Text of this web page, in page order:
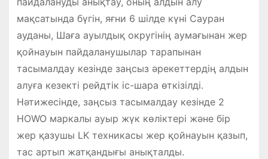
мақсатында бүгін, яғни 6 шілде күні Сауран
ауданы, Шаға ауылдық округінің аумағынан жер
қойнауын пайдаланушылар тарапынан
тасымалдау кезінде заңсыз әрекеттердің алдын
алуға кезекті рейдтік іс-шара өткізілді.
Нәтижесінде, заңсыз тасымалдау кезінде 2
HOWO маркалы ауыр жүк көліктері және бір
жер қазушы LK техникасы жер қойнауын қазып,
тас артып жатқандығы анықталды.